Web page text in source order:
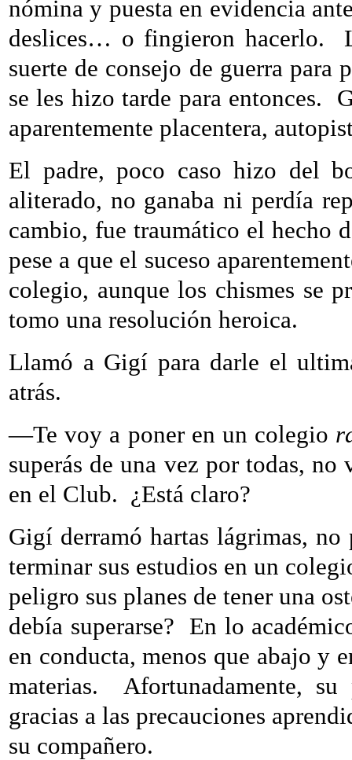
nómina y puesta en evidencia
deslices… o fingieron hacerlo.
suerte de consejo de guerra para
se les hizo tarde para entonces.
aparentemente placentera,
El padre, poco caso hizo del
aliterado, no ganaba ni perdía
cambio, fue traumático el hecho
pese a que el suceso
colegio, aunque los chismes se
tomo una resolución heroica.
Llamó a Gigí para darle el
atrás.
—Te voy a poner en un colegio
superás de una vez por todas,
en el Club. ¿Está claro?
Gigí derramó hartas lágrimas,
terminar sus estudios en un
peligro sus planes de tener una
debía superarse? En lo
en conducta, menos que abajo y
materias.
Afortunadamente,
gracias a las precauciones
su compañero.